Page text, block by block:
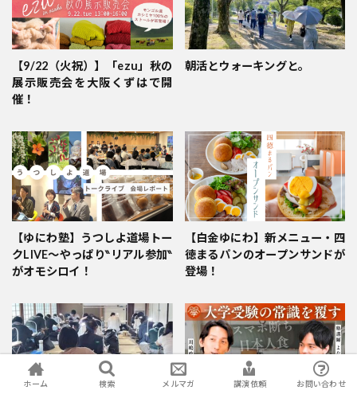
【9/22（火祝）】「ezu」秋の
展示販売会を大阪くずはで開
催！
朝活とウォーキングと。
【ゆにわ塾】うつしよ道場トー
クLIVE～やっぱり‶リアル参加‶
がオモシロイ！
【白金ゆにわ】新メニュー・四
徳まるパンのオープンサンドが
登場！
ホーム 検索 メルマガ 講演依頼 お問い合わせ